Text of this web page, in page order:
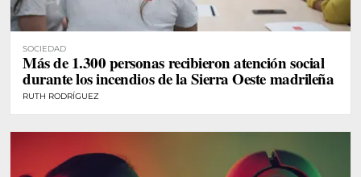
SOCIEDAD
Más de 1.300 personas recibieron atención social
durante los incendios de la Sierra Oeste madrileña
RUTH RODRÍGUEZ